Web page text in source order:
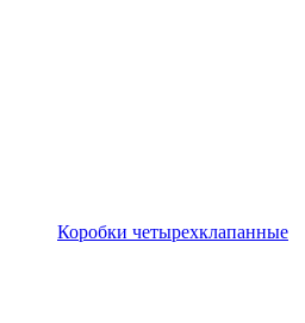
Коробки четырехклапанные